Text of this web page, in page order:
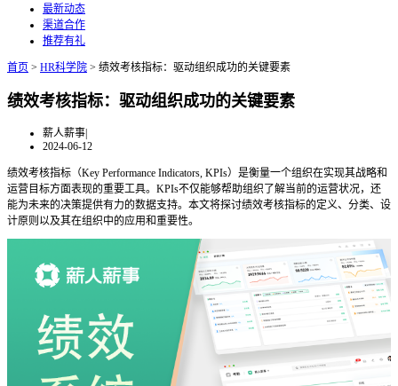
最新动态
渠道合作
推荐有礼
首页 > HR科学院 > 绩效考核指标：驱动组织成功的关键要素
绩效考核指标：驱动组织成功的关键要素
薪人薪事|
2024-06-12
绩效考核指标（Key Performance Indicators, KPIs）是衡量一个组织在实现其战略和
运营目标方面表现的重要工具。KPIs不仅能够帮助组织了解当前的运营状况，还
能为未来的决策提供有力的数据支持。本文将探讨绩效考核指标的定义、分类、设
计原则以及其在组织中的应用和重要性。